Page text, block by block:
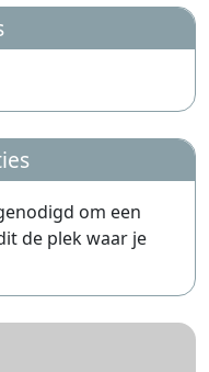
om een
de plek waar je